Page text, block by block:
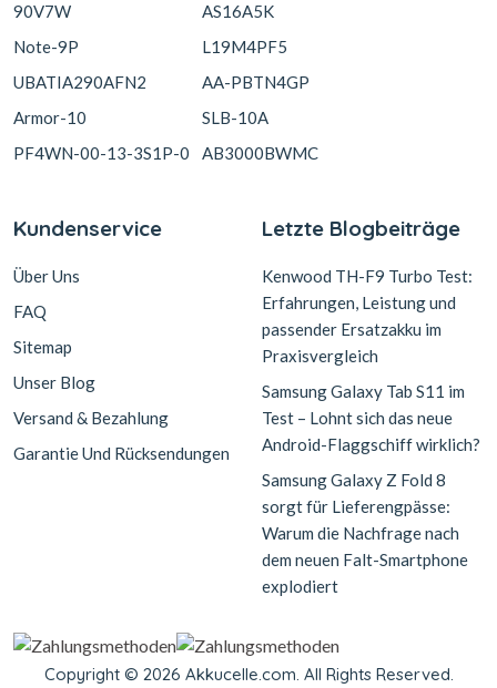
90V7W
Note-9P
UBATIA290AFN2
Armor-10
PF4WN-00-13-3S1P-0
AS16A5K
L19M4PF5
AA-PBTN4GP
SLB-10A
AB3000BWMC
Kundenservice
Über Uns
FAQ
Sitemap
Unser Blog
Versand & Bezahlung
Garantie Und Rücksendungen
Letzte Blogbeiträge
Kenwood TH-F9 Turbo Test:
Erfahrungen, Leistung und
passender Ersatzakku im
Praxisvergleich
Samsung Galaxy Tab S11 im
Test – Lohnt sich das neue
Android-Flaggschiff wirklich?
Samsung Galaxy Z Fold 8
sorgt für Lieferengpässe:
Warum die Nachfrage nach
dem neuen Falt-Smartphone
explodiert
Copyright © 2026 Akkucelle.com. All Rights Reserved.